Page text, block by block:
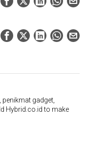
gadget,
Hybrid.co.id to make